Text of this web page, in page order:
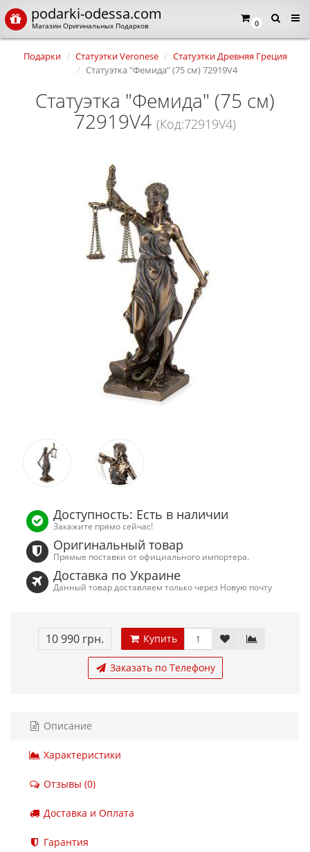
0
podarki-odessa.com
Магазин Оригинальных Подарков
Подарки Статуэтки Veronese
Статуэтки Древняя Греция
Статуэтка "Фемида" (75 см) 72919V4
Статуэтка "Фемида" (75 см)
72919V4 (Код:72919V4)
Доступность: Есть в наличии
Закажите прямо сейчас!
Оригинальный товар
Прямые поставки от официального импортера.
Доставка по Украине
Данный товар доставляем только через Новую почту
10 990 грн. Купить
Заказать по Телефону
Описание
Характеристики
Отзывы (0)
Доставка и Оплата
Гарантия